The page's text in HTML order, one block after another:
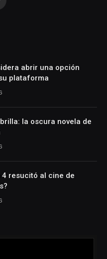
abrir una opción
plataforma
la oscura novela de
4 resucitó al cine de